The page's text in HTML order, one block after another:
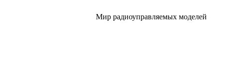
Мир радиоуправляемых моделей